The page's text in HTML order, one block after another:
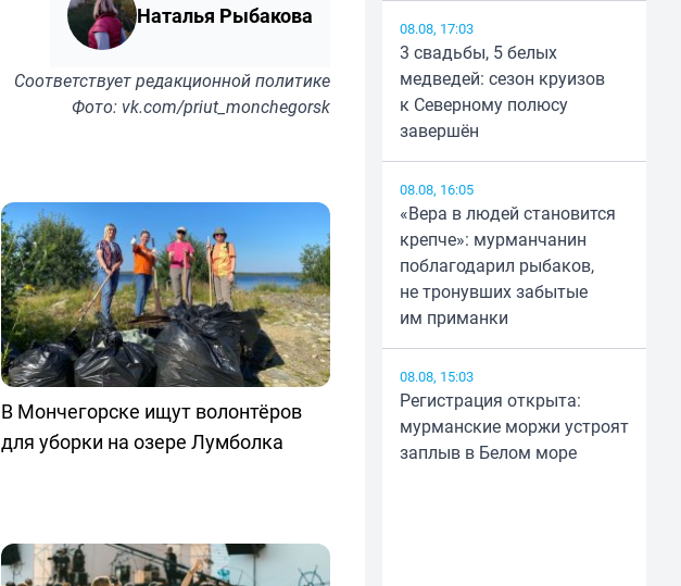
Наталья Рыбакова
Соответствуетредакционной политике
Фото: vk.com/priut_monchegorsk
В Мончегорске ищут волонтёров
для уборки на озере Лумболка
08.08, 17:03
3 свадьбы, 5 белых
медведей: сезон круизов
к Северному полюсу
завершён
08.08, 16:05
«Вера в людей становится
крепче»: мурманчанин
поблагодарил рыбаков,
не тронувших забытые
им приманки
08.08, 15:03
Регистрация открыта:
мурманские моржи устроят
заплыв в Белом море